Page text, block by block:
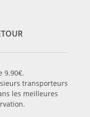
9.90€.
transporteurs
les meilleures